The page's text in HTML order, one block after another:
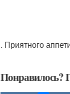
. Приятного
Понравилось?